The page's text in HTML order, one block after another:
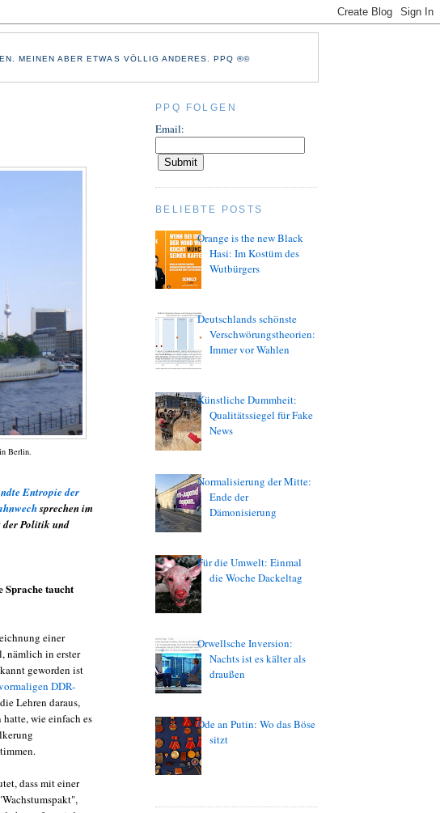
MEINEN ABER ETWAS VÖLLIG ANDERES. PPQ ®©
Berlin.
Entropie der
sprechen im
der Politik und
Sprache taucht
einer
nämlich in erster
geworden ist
DDR-
Lehren daraus,
wie einfach es
dass mit einer
PPQ FOLGEN
Email:
BELIEBTE POSTS
Orange is the new Black
Hasi: Im Kostüm des
Wutbürgers
Deutschlands schönste
Verschwörungstheorien:
Immer vor Wahlen
Künstliche Dummheit:
Qualitätssiegel für Fake
News
Normalisierung der Mitte:
Ende der
Dämonisierung
Für die Umwelt: Einmal
die Woche Dackeltag
Orwellsche Inversion:
Nachts ist es kälter als
draußen
Ode an Putin: Wo das Böse
sitzt